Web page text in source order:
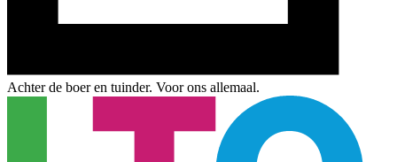
Achter de boer en tuinder. Voor ons allemaal.